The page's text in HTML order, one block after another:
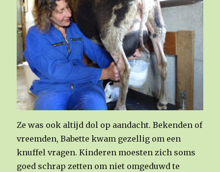
Ze was ook altijd dol op aandacht. Bekenden of
vreemden, Babette kwam gezellig om een
knuffel vragen. Kinderen moesten zich soms
goed schrap zetten om niet omgeduwd te